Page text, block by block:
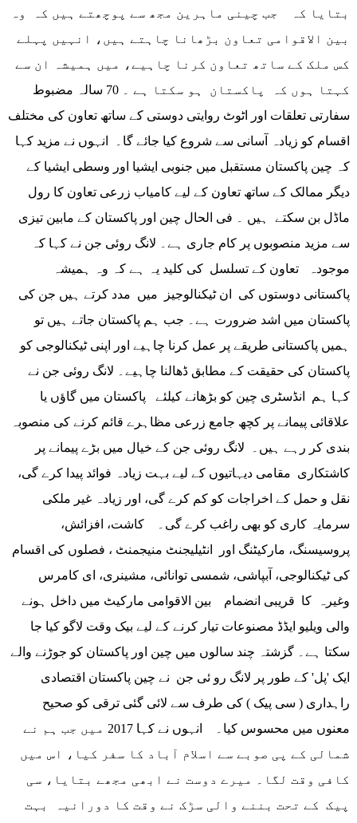
بتایا کہ جب چینی ماہرین مجھ سے پوچھتے ہیں کہ وہ
بین الاقوامی تعاون بڑھانا چاہتے ہیں، انہیں پہلے
کس ملک کے ساتھ تعاون کرنا چاہیے، میں ہمیشہ ان سے
کہتا ہوں کہ پاکستان ہو سکتا ہے ۔ 70 سالہ مضبوط
سفارتی تعلقات اور اٹوٹ روایتی دوستی کے ساتھ تعاون کی مختلف
اقسام کو زیادہ آسانی سے شروع کیا جائے گا۔ انہوں نے مزید کہا
کہ چین پاکستان مستقبل میں جنوبی ایشیا اور وسطی ایشیا کے
دیگر ممالک کے ساتھ تعاون کے لیے کامیاب زرعی تعاون کا رول
ماڈل بن سکتے ہیں ۔ فی الحال چین اور پاکستان کے مابین تیزی
سے مزید منصوبوں پر کام جاری ہے۔ لانگ روئی جن نے کہا کہ
موجودہ تعاون کے تسلسل کی کلید یہ ہے کہ وہ ہمیشہ
پاکستانی دوستوں کی ان ٹیکنالوجیز میں مدد کرتے ہیں جن کی
پاکستان میں اشد ضرورت ہے۔ جب ہم پاکستان جاتے ہیں تو
ہمیں پاکستانی طریقے پر عمل کرنا چاہیے اور اپنی ٹیکنالوجی کو
پاکستان کی حقیقت کے مطابق ڈھالنا چاہیے۔ لانگ روئی جن نے
کہا ہم انڈسٹری چین کو بڑھانے کیلئے پاکستان میں گاؤں یا
علاقائی پیمانے پر کچھ جامع زرعی مظاہرے قائم کرنے کی منصوبہ
بندی کر رہے ہیں۔ لانگ روئی جن کے خیال میں بڑے پیمانے پر
کاشتکاری مقامی دیہاتیوں کے لیے بہت زیادہ فوائد پیدا کرے گی،
نقل و حمل کے اخراجات کو کم کرے گی، اور زیادہ غیر ملکی
سرمایہ کاری کو بھی راغب کرے گی۔ کاشت، افزائش،
پروسیسنگ، مارکیٹنگ اور انٹیلیجنٹ منیجمنٹ ، فصلوں کی اقسام
کی ٹیکنالوجی، آبپاشی، شمسی توانائی، مشینری، ای کامرس
وغیرہ کا قریبی انضمام بین الاقوامی مارکیٹ میں داخل ہونے
والی ویلیو ایڈڈ مصنوعات تیار کرنے کے لیے بیک وقت لاگو کیا جا
سکتا ہے۔ گزشتہ چند سالوں میں چین اور پاکستان کو جوڑنے والے
ایک 'پل' کے طور پر لانگ رو ئی جن نے چین پاکستان اقتصادی
راہداری ( سی پیک ) کی طرف سے لائی گئی ترقی کو صحیح
معنوں میں محسوس کیا۔ انہوں نے کہا 2017 میں جب ہم نے
شمالی کے پی صوبے سے اسلام آباد کا سفر کیا، اس میں
کافی وقت لگا۔ میرے دوست نے ابھی مجھے بتایا، سی
پیک کے تحت بننے والی سڑک نے وقت کا دورانیہ بہت